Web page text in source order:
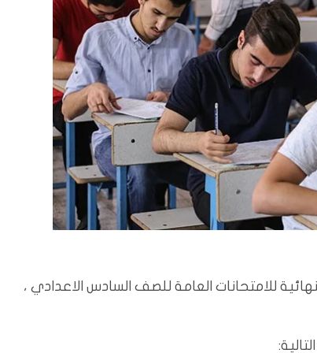
وزارة التربية، الاحد، 28 آب، 2022، النتائج النهائية للامتحانات العامة للصف السادس الاعدادي ،